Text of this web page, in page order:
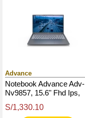
Advance
Notebook Advance Adv-
Nv9857, 15.6" Fhd Ips,
8Gb Ddr4, 256Gb Ssd
S/1,330.10